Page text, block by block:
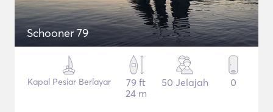
Schooner 79
Kapal Pesiar Berlayar
79 ft
24 m
50 Jelajah 0